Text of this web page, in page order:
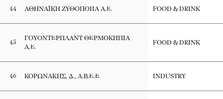
44 ΑΘΗΝΑΪΚΗ ΖΥΘΟΠΟΙΙΑ Α.Ε. FOOD & DRINK
45
ΓΟΥΟΝΤΕΡΠΛΑΝΤ ΘΕΡΜΟΚΗΠΙΑ
Α.Ε.
FOOD & DRINK
46 ΚΟΡΩΝΑΚΗΣ, Δ., Α.Β.Ε.Ε INDUSTRY